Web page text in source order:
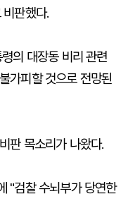
판했다.
의 대장동 비리 관련
가피할 것으로 전망된
판 목소리가 나왔다.
"검찰 수뇌부가 당연한